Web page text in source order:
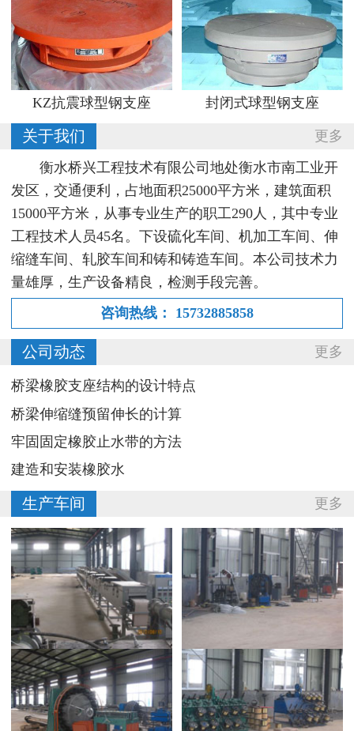
KZ抗震球型钢支座 封闭式球型钢支座
更多
关于我们
衡水桥兴工程技术有限公司地处衡水市南工业开
发区，交通便利，占地面积25000平方米，建筑面积
15000平方米，从事专业生产的职工290人，其中专业
工程技术人员45名。下设硫化车间、机加工车间、伸
缩缝车间、轧胶车间和铸和铸造车间。本公司技术力
量雄厚，生产设备精良，检测手段完善。
咨询热线：
15732885858
更多
公司动态
桥梁橡胶支座结构的设计特点
桥梁伸缩缝预留伸长的计算
牢固固定橡胶止水带的方法
建造和安装橡胶水
更多
生产车间